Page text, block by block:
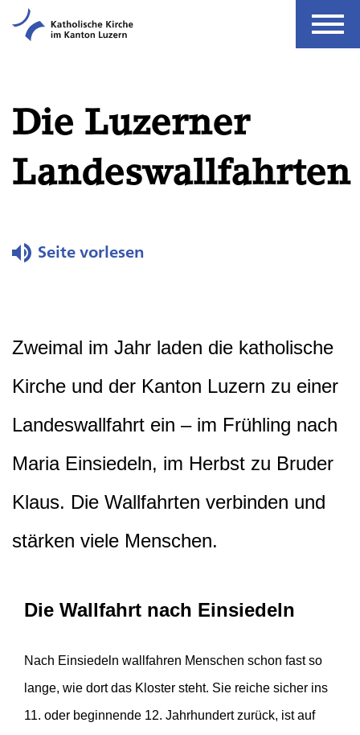
Die Luzerner
Landeswallfahrten
Seite vorlesen
Zweimal im Jahr laden die katholische
Kirche und der Kanton Luzern zu einer
Landeswallfahrt ein – im Frühling nach
Maria Einsiedeln, im Herbst zu Bruder
Klaus. Die Wallfahrten verbinden und
stärken viele Menschen.
Die Wallfahrt nach Einsiedeln
Nach Einsiedeln wallfahren Menschen schon fast so
lange, wie dort das Kloster steht. Sie reiche sicher ins
11. oder beginnende 12. Jahrhundert zurück, ist auf